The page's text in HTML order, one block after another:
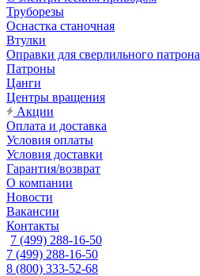
Труборезы
Оснастка станочная
Втулки
Оправки для сверлильного патрона
Патроны
Цанги
Центры вращения
Акции
Оплата и доставка
Условия оплаты
Условия доставки
Гарантия/возврат
О компании
Новости
Вакансии
Контакты
7 (499) 288-16-50
7 (499) 288-16-50
8 (800) 333-52-68